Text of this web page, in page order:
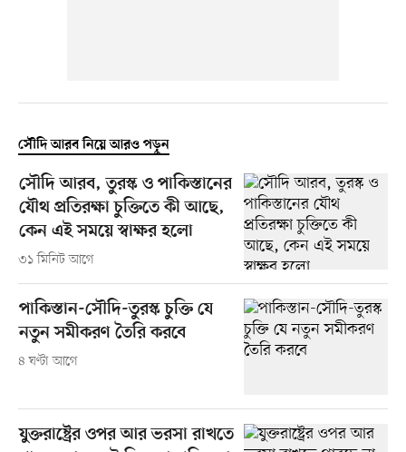
সৌদি আরব নিয়ে আরও পড়ুন
সৌদি আরব, তুরস্ক ও পাকিস্তানের
যৌথ প্রতিরক্ষা চুক্তিতে কী আছে,
কেন এই সময়ে স্বাক্ষর হলো
৩১ মিনিট আগে
পাকিস্তান-সৌদি-তুরস্ক চুক্তি যে
নতুন সমীকরণ তৈরি করবে
৪ ঘণ্টা আগে
যুক্তরাষ্ট্রের ওপর আর ভরসা রাখতে